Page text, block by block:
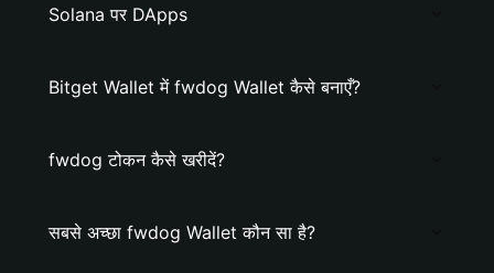
Solana पर DApps
Bitget Wallet में fwdog Wallet कैसे बनाएँ?
fwdog टोकन कैसे खरीदें?
सबसे अच्छा fwdog Wallet कौन सा है?